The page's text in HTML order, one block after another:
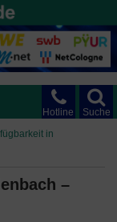
Suche
Hotline
in
–